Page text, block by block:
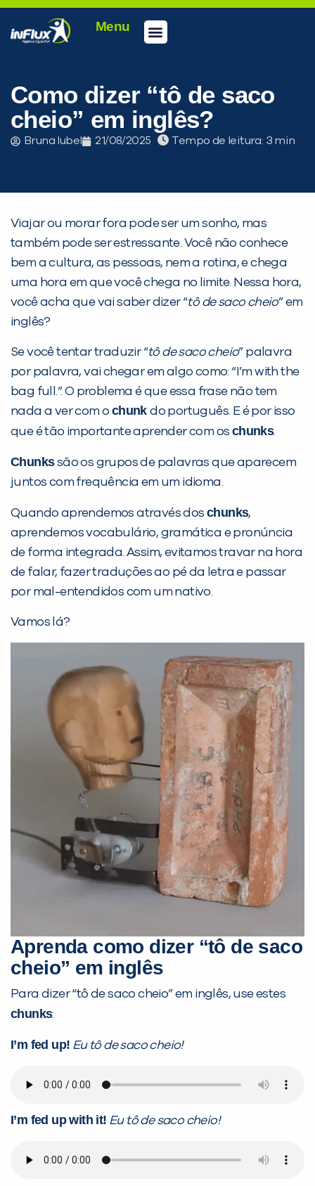
Menu
Como dizer “tô de saco
cheio” em inglês?
Bruna Iubel 21/08/2025 Tempo de leitura:
Viajar ou morar fora pode ser um sonho, mas
também pode ser estressante. Você não conhece
bem a cultura, as pessoas, nem a rotina, e chega
uma hora em que você chega no limite. Nessa hora,
você acha que vai saber dizer “tô de saco cheio” em
inglês?
Se você tentar traduzir “tô de saco cheio” palavra
por palavra, vai chegar em algo como: “I’m with the
bag full.”. O problema é que essa frase não tem
nada a ver com o chunk do português. E é por isso
que é tão importante aprender com os chunks.
Chunkssão os grupos de palavras que aparecem
juntos com frequência em um idioma.
Quando aprendemos através dos chunks,
aprendemos vocabulário, gramática e pronúncia
de forma integrada. Assim, evitamos travar na hora
de falar, fazer traduções ao pé da letra e passar
por mal-entendidos com um nativo.
Vamos lá?
Aprenda como dizer “tô de saco
cheio” em inglês
Para dizer “tô de saco cheio” em inglês, use estes
chunks:
I’m fed up! Eu tô de saco cheio!
I’m fed up with it! Eu tô de saco cheio!
Desculpe!
Não encontramos nenhuma unidade
inFlux nesta cidade ou bairro que
Preencha com seus dados abaixo e
já vamos te colocar em contato
com a:
Você é aluno inFlux?
VOLTAR